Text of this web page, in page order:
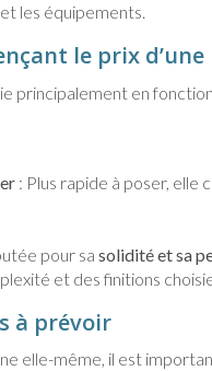
les équipements.
le prix d’une
principalement en
: Plus rapide à poser, elle
pour sa solidité et sa
et des finitions
à prévoir
elle-même, il est